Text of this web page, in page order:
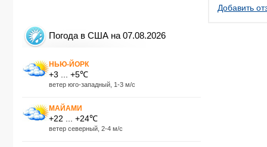
Погода в США на 07.08.2026
НЬЮ-ЙОРК
+3 ... +5℃
ветер юго-западный, 1-3 м/с
МАЙАМИ
+22 ... +24℃
ветер северный, 2-4 м/с
Добавить